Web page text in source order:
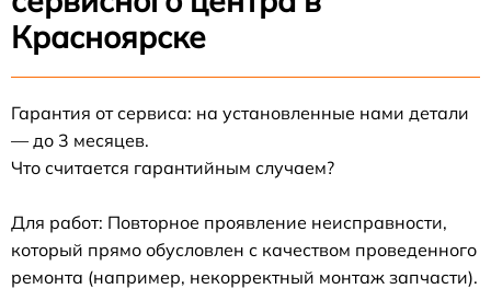
Красноярске
Гарантия от сервиса: на установленные нами детали
— до 3 месяцев.
Что считается гарантийным случаем?
Для работ: Повторное проявление неисправности,
который прямо обусловлен с качеством проведенного
ремонта (например, некорректный монтаж запчасти).